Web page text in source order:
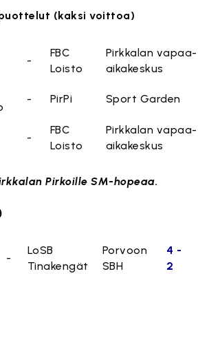
(kaksi voittoa)
-
FBC
Loisto
Pirkkalan vapaa-
aikakeskus
- PirPi Sport Garden
-
FBC
Loisto
Pirkkalan vapaa-
aikakeskus
Pirkoille SM-hopeaa.
-
LoSB
Tinakengät
Porvoon
SBH
4 -
2